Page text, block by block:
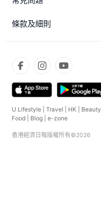
條款及細則
U Lifestyle Travel HK Beauty
Food
Blog e-zone
香港經濟日報版權所有©2026